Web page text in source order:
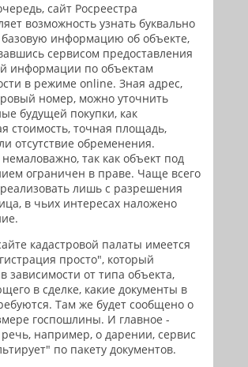
сайт Росреестра
возможность узнать буквально
базовую информацию об объекте,
сервисом предоставления
информации по объектам
в режиме online. Зная адрес,
номер, можно уточнить
будущей покупки, как
стоимость, точная площадь,
отсутствие обременения.
так как объект под
ограничен в праве. Чаще всего
лишь с разрешения
в чьих интересах наложено
кадастровой палаты имеется
просто", который
зависимости от типа объекта,
в сделке, какие документы в
Там же будет сообщено о
госпошлины. И главное -
например, о дарении, сервис
по пакету документов.